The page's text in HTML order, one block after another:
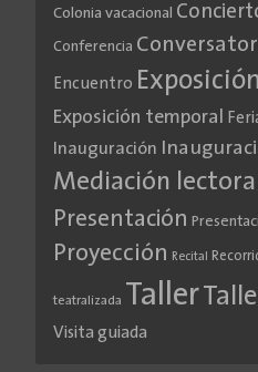
Colonia vacacional
Conferencia
Encuentro Exposición
Exposición temporal
Inauguración
Mediación lectora
Presentación
Proyección Recital
teatralizada Taller
Visita guiada